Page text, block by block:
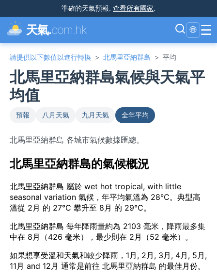
準確的天氣預報. 查看所有國家.
天氣.com.hk 🌐 ☰
請提供以下數值以進行轉換 > 北馬里亞納群島 > 平均
北馬里亞納群島氣候與天氣平
均值
預報 八月天氣 九月天氣 全年平均
北馬里亞納群島 各城市氣候數據匯總。
北馬里亞納群島的氣候概況
北馬里亞納群島 屬於 wet hot tropical, with little
seasonal variation 氣候，年平均氣溫為 28°C。典型高
溫從 2月 的 27°C 攀升至 8月 的 29°C。
北馬里亞納群島 每年降雨量約為 2103 毫米，降雨最多集
中在 8月（426 毫米），最少則在 2月（52 毫米）。
如果想享受溫和天氣和較少降雨，1月, 2月, 3月, 4月, 5月,
11月 and 12月 通常是前往 北馬里亞納群島 的最佳月份。